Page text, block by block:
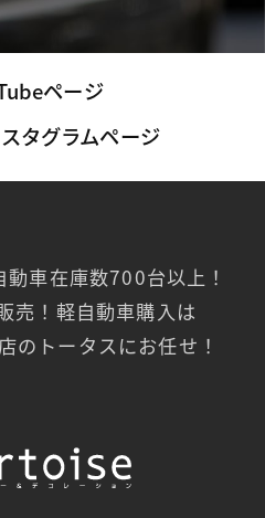
ページ
タグラムページ
車在庫数700台以上！
売！軽自動車購入は
のトータスにお任せ！